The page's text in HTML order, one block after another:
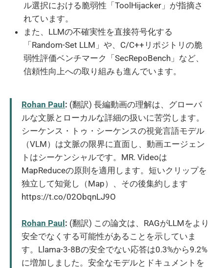
ル選択における脆弱性「ToolHijacker」が指摘さ
れています。
また、LLMの不確実性を直接符号化する
「Random-Set LLM」や、C/C++リポジトリの脆
弱性評価ベンチマーク「SecRepoBench」など、
信頼性向上への取り組みも進んでいます。
Rohan Paul: (翻訳) 長編動画の理解は、グローバ
ルな文脈とローカルな詳細の扱いに苦労します。
シーケンス・トゥ・シーケンスの視覚言語モデル
（VLM）は文脈の限界に直面し、動画エージェン
トはシーケンシャルです。MR. Videoは
MapReduceの原則を適用します。短いクリップを
独立して知覚し（Map）、その後集約します
https://t.co/02ObqnLJ9O
Rohan Paul: (翻訳) この論文は、RAGがLLMをより
安全でなくする可能性があることを示していま
す。Llama-3-8Bの安全でない応答は0.3%から9.2%
に増加しました。安全なモデルとドキュメントを